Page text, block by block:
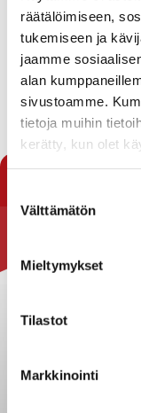
räätälöimiseen,
tukemiseen ja
jaamme
alan
sivustoamme.
tietoja muihin
kerätty, kun olet
valinta
Välttämätön
Mieltymykset
Tilastot
Markkinointi
Liite 1
Liite 2 Talousarvio
Liite 3
Lataa pöytäkirja
« Pöytäkirjat
Kuntainfo
Strategiat,